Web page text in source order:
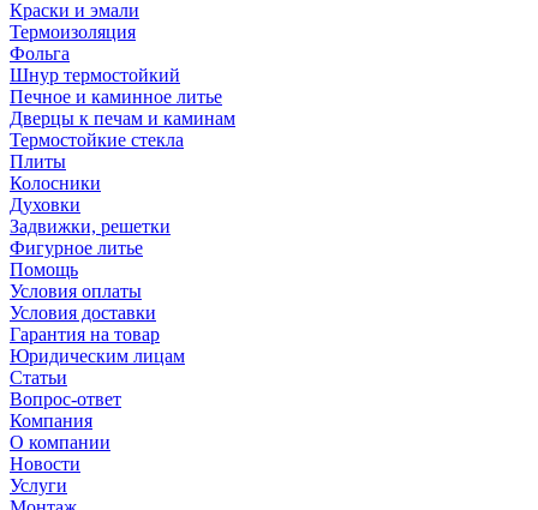
Краски и эмали
Термоизоляция
Фольга
Шнур термостойкий
Печное и каминное литье
Дверцы к печам и каминам
Термостойкие стекла
Плиты
Колосники
Духовки
Задвижки, решетки
Фигурное литье
Помощь
Условия оплаты
Условия доставки
Гарантия на товар
Юридическим лицам
Статьи
Вопрос-ответ
Компания
О компании
Новости
Услуги